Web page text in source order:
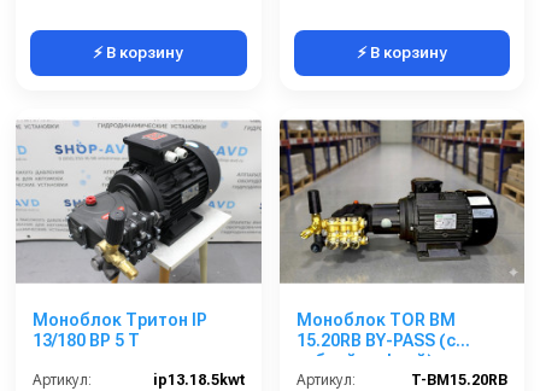
⚡ В корзину ⚡ В корзину
Моноблок Тритон IP
13/180 BP 5 T
Артикул:
ip13.18.5kwt
Моноблок TOR BM
15.20RB BY-PASS (с
гибкой муфтой)
Артикул:
T-BM15.20RB